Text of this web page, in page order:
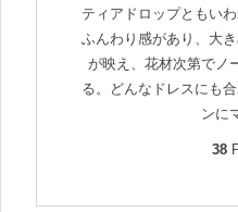
ティアドロップともい
ふんわり感があり、大
が映え、花材次第でノ
る。どんなドレスにも
ンに
38